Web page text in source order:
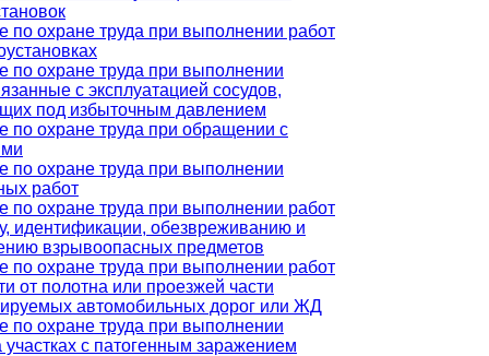
по охране труда при выполнении работ
по охране труда при выполнении
с эксплуатацией сосудов,
под избыточным давлением
по охране труда при обращении с
по охране труда при выполнении
работ
по охране труда при выполнении работ
идентификации, обезвреживанию и
взрывоопасных предметов
по охране труда при выполнении работ
от полотна или проезжей части
автомобильных дорог или ЖД
по охране труда при выполнении
участках с патогенным заражением